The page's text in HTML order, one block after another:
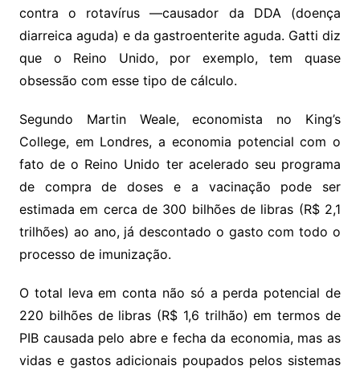
contra o rotavírus —causador da DDA (doença
diarreica aguda) e da gastroenterite aguda. Gatti diz
que o Reino Unido, por exemplo, tem quase
obsessão com esse tipo de cálculo.
Segundo Martin Weale, economista no King’s
College, em Londres, a economia potencial com o
fato de o Reino Unido ter acelerado seu programa
de compra de doses e a vacinação pode ser
estimada em cerca de 300 bilhões de libras (R$ 2,1
trilhões) ao ano, já descontado o gasto com todo o
processo de imunização.
O total leva em conta não só a perda potencial de
220 bilhões de libras (R$ 1,6 trilhão) em termos de
PIB causada pelo abre e fecha da economia, mas as
vidas e gastos adicionais poupados pelos sistemas